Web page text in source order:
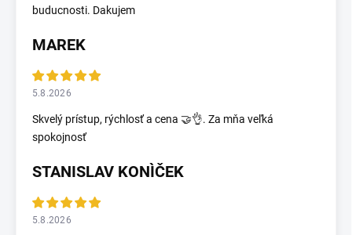
buducnosti. Dakujem
MAREK
5.8.2026
Skvelý prístup, rýchlosť a cena 🤝👌. Za mňa veľká
spokojnosť
STANISLAV KONÌČEK
5.8.2026